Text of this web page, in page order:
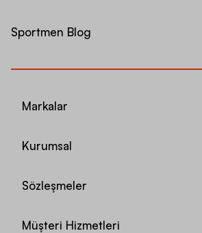
Sportmen Blog
Markalar
Kurumsal
Sözleşmeler
Müşteri Hizmetleri